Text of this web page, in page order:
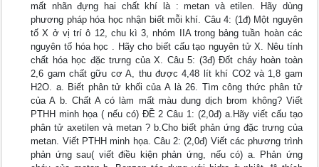
mất nhãn đựng hai chất khí là : metan và etilen. Hãy dùng
phương pháp hóa học nhận biết mỗi khí. Câu 4: (1đ) Một nguyên
tố X ở vị trí ô 12, chu kì 3, nhóm IIA trong bảng tuần hoàn các
nguyên tố hóa học . Hãy cho biết cấu tạo nguyên tử X. Nêu tính
chất hóa học đặc trưng của X. Câu 5: (3đ) Đốt cháy hoàn toàn
2,6 gam chất gữu cơ A, thu được 4,48 lít khí CO2 và 1,8 gam
H2O. a. Biết phân tử khối của A là 26. Tìm công thức phân tử
của A b. Chất A có làm mất màu dung dịch brom không? Viết
PTHH minh họa ( nếu có) ĐỀ 2 Câu 1: (2,0đ) a.Hãy viết cấu tạo
phân tử axetilen và metan ? b.Cho biết phản ứng đặc trưng của
metan. Viết PTHH minh họa. Câu 2: (2,0đ) Viết các phương trình
phản ứng sau( viết điều kiện phản ứng, nếu có) a. Phản ứng